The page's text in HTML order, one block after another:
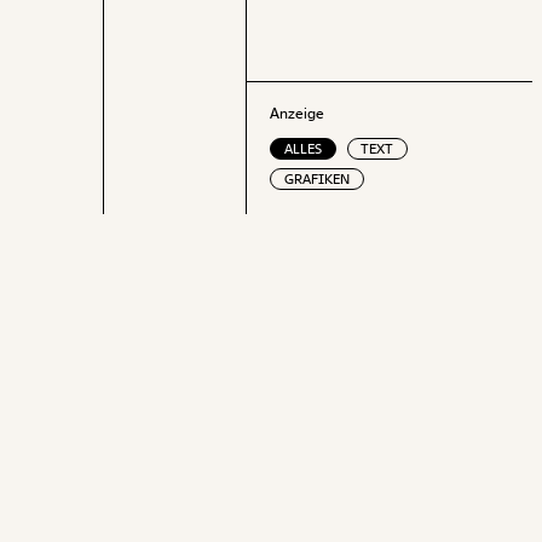
Anzeige
ALLES
TEXT
GRAFIKEN